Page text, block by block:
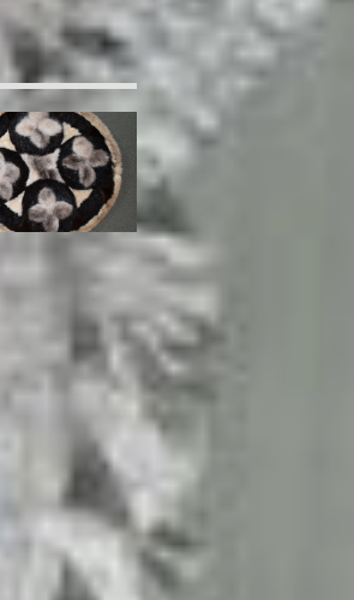
нормально
А пока
были речка
где был
В 1967
семьёй уже
Они